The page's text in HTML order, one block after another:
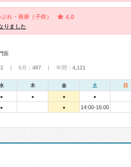
れ・発疹（子供） 4.0
りました
医
| 6月： 487 | 年間： 4,121
木 金 土 日
● ● ● ●
● ● 14:00-16:00